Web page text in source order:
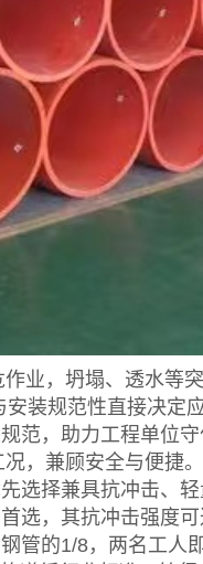
，坍塌、透水等突
安装规范性直接决定
范，助力工程单位
兼顾安全与便捷。
选择兼具抗冲击、
选，其抗冲击强度
管的1/8，两名工人